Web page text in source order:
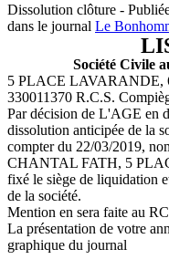
Dissolution clôture -
dans le journal Le
Société Civile
5 PLACE LAVARANDE,
330011370 R.C.S.
Par décision de L'AGE en
dissolution anticipée de la
compter du 22/03/2019,
CHANTAL FATH, 5
fixé le siège de liquidation
de la société.
Mention en sera faite au
La présentation de votre
graphique du journal